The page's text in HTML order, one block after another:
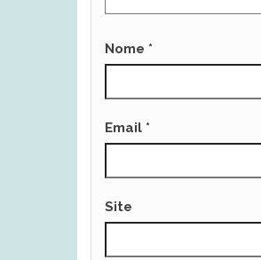
Nome *
Email *
Site